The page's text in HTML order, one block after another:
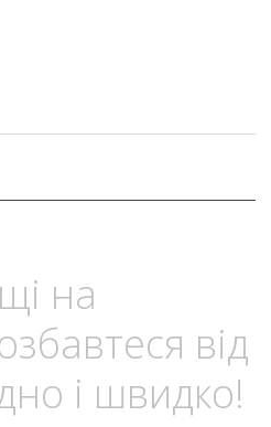
на
від
і швидко!